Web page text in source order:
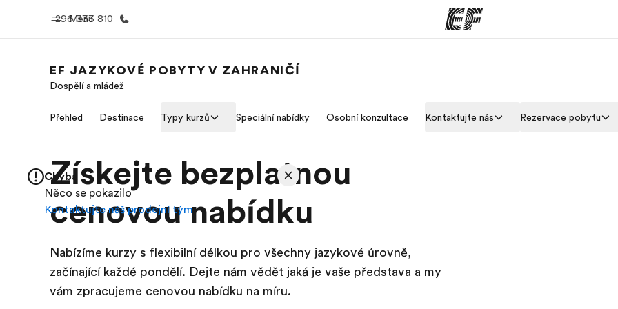
Menu
296 333 810
Vítejte v EF
Podívejte se, co všechno
Najděte nejbližší kancelář
EF JAZYKOVÉ POBYTY V ZAHRANIČÍ
Dospělí a mládež
Přehled Destinace Typy kurzů Speciální nabídky Osobní konzultace Kontaktujte nás Rezervace pobytu
Získejte bezplatnou
cenovou nabídku
Nabízíme kurzy s flexibilní délkou pro všechny jazykové úrovně,
začínající každé pondělí. Dejte nám vědět jaká je vaše představa a my
vám zpracujeme cenovou nabídku na míru.
Chyba
Něco se pokazilo
Kontaktujte náš prodejní tým